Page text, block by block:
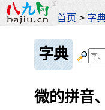
首页 > 字
字典
微的拼音